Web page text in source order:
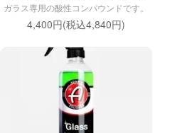
ガラス専用の酸性コンパウンドです。
4,400円(税込4,840円)